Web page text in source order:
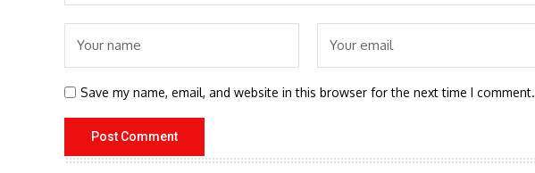
Save my name, email, and website in this browser for the next time I comment.